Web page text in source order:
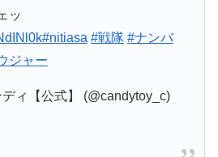
ッ
#nitiasa #戦隊 #ナンバ
ジャー
ィ【公式】 (@candytoy_c)